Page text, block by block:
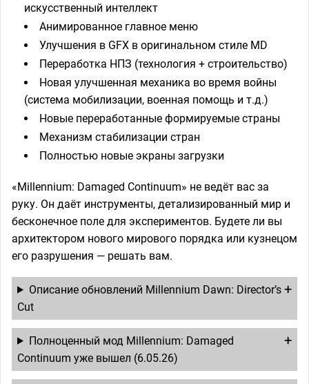
искусственный интеллект
Анимированное главное меню
Улучшения в GFX в оригинальном стиле MD
Переработка НПЗ (технология + строительство)
Новая улучшенная механика во время войны
(система мобилизации, военная помощь и т.д.)
Новые переработанные формируемые страны
Механизм стабилизации стран
Полностью новые экраны загрузки
«Millennium: Damaged Continuum» не ведёт вас за
руку. Он даёт инструменты, детализированный мир и
бесконечное поле для экспериментов. Будете ли вы
архитектором нового мирового порядка или кузнецом
его разрушения — решать вам.
Описание обновлений Millennium Dawn: Director’s
Cut
Полноценный мод Millennium: Damaged
Continuum уже вышел (6.05.26)